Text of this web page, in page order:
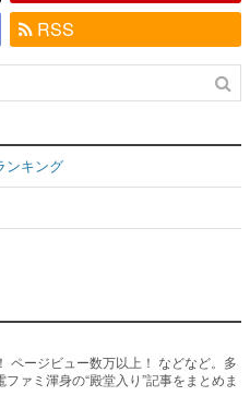
RSS
ンキング
ページビュー数万以上！ などなど。多
ァミ渾身の“殿堂入り”記事をまとめま